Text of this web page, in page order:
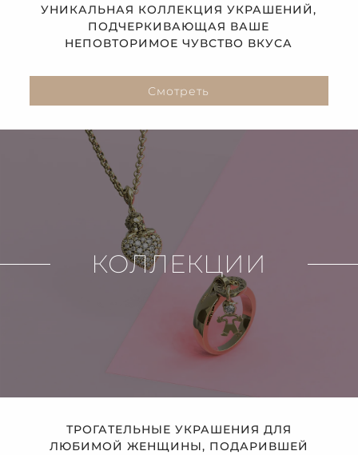
УНИКАЛЬНАЯ КОЛЛЕКЦИЯ УКРАШЕНИЙ,
ПОДЧЕРКИВАЮЩАЯ ВАШЕ
НЕПОВТОРИМОЕ ЧУВСТВО ВКУСА
Смотреть
КОЛЛЕКЦИИ
ТРОГАТЕЛЬНЫЕ УКРАШЕНИЯ ДЛЯ
ЛЮБИМОЙ ЖЕНЩИНЫ, ПОДАРИВШЕЙ